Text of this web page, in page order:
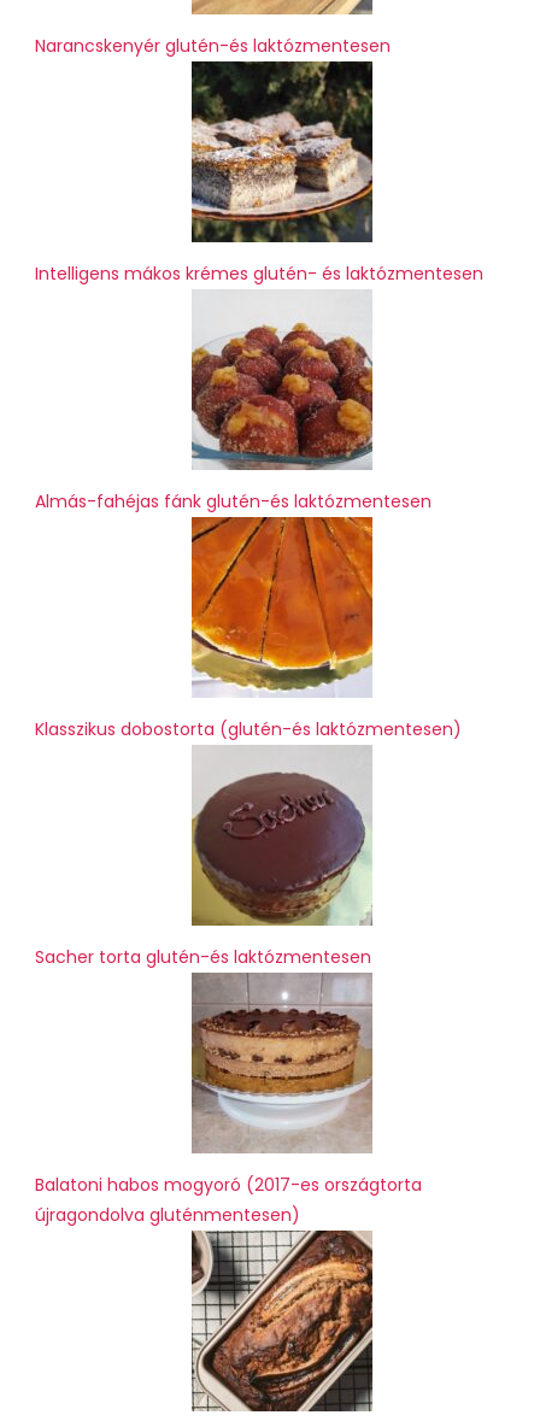
Narancskenyér glutén-és laktózmentesen
Intelligens mákos krémes glutén- és laktózmentesen
Almás-fahéjas fánk glutén-és laktózmentesen
Klasszikus dobostorta (glutén-és laktózmentesen)
Sacher torta glutén-és laktózmentesen
Balatoni habos mogyoró (2017-es országtorta
újragondolva gluténmentesen)